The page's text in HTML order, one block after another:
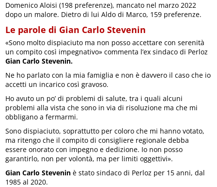
Domenico Aloisi (198 preferenze), mancato nel marzo 2022
dopo un malore. Dietro di lui Aldo di Marco, 159 preferenze.
Le parole di Gian Carlo Stevenin
«Sono molto dispiaciuto ma non posso accettare con serenità
un compito così impegnativo» commenta l’ex sindaco di Perloz
Gian Carlo Stevenin.
Ne ho parlato con la mia famiglia e non è davvero il caso che io
accetti un incarico così gravoso.
Ho avuto un po’ di problemi di salute, tra i quali alcuni
problemi alla vista che sono in via di risoluzione ma che mi
obbligano a fermarmi.
Sono dispiaciuto, soprattutto per coloro che mi hanno votato,
ma ritengo che il compito di consigliere regionale debba
essere onorato con impegno e dedizione. Io non posso
garantirlo, non per volontà, ma per limiti oggettivi».
Gian Carlo Stevenin è stato sindaco di Perloz per 15 anni, dal
1985 al 2020.